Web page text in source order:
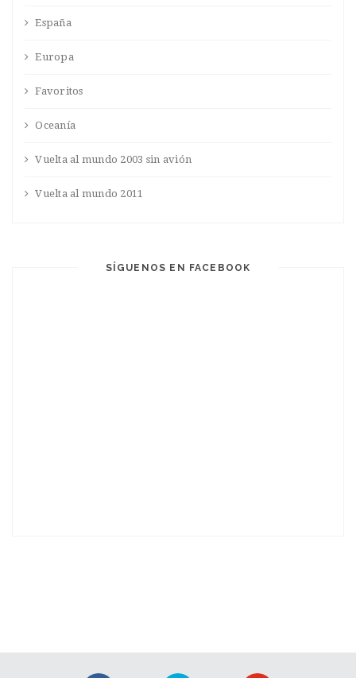
España
Europa
Favoritos
Oceanía
Vuelta al mundo 2003 sin avión
Vuelta al mundo 2011
SÍGUENOS EN FACEBOOK